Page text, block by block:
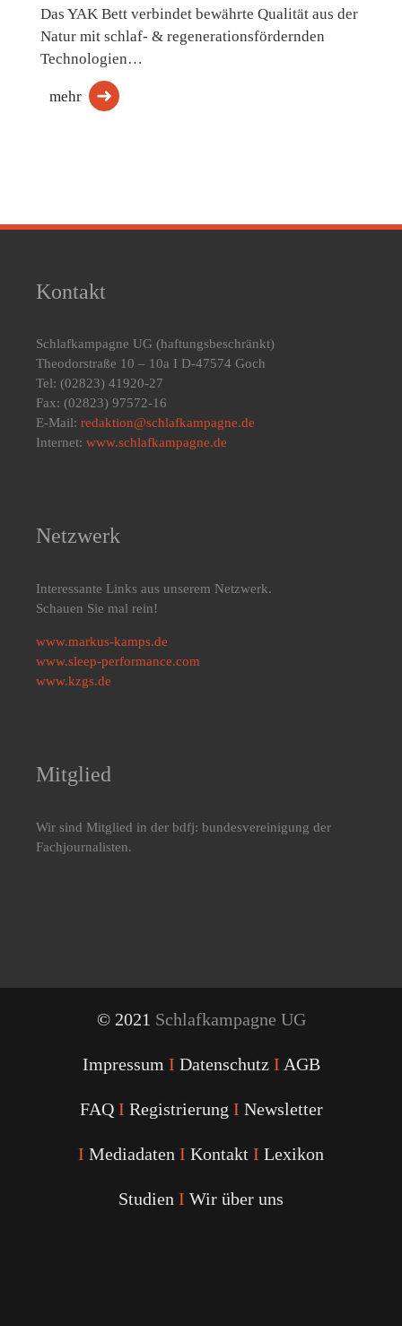
Das YAK Bett verbindet bewährte Qualität aus der
Natur mit schlaf- & regenerationsfördernden
Technologien…
mehr
Kontakt
Schlafkampagne UG (haftungsbeschränkt)
Theodorstraße 10 – 10a I D-47574 Goch
Tel: (02823) 41920-27
Fax: (02823) 97572-16
E-Mail: redaktion@schlafkampagne.de
Internet: www.schlafkampagne.de
Netzwerk
Interessante Links aus unserem Netzwerk.
Schauen Sie mal rein!
www.markus-kamps.de
www.sleep-performance.com
www.kzgs.de
Mitglied
Wir sind Mitglied in der bdfj: bundesvereinigung der
Fachjournalisten.
© 2021 Schlafkampagne UG
Impressum I Datenschutz I AGB
FAQ I Registrierung I Newsletter
I Mediadaten I Kontakt I Lexikon
Studien I Wir über uns